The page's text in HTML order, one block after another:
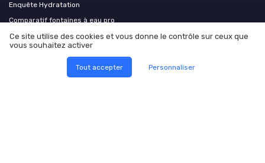
Enquête Hydratation
Comparatif fontaines à eau pro
Ce site utilise des cookies et vous donne le contrôle sur ceux que
vous souhaitez activer
Tout accepter Personnaliser